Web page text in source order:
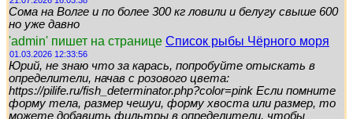
Сома на Волге и по более 300 кг ловили и белугу свыше 600
но уже давно
'admin' пишет на странице Список рыбы Чёрного моря
01.03.2026 12:33:56
Юрий, не знаю что за карась, попробуйте отыскать в
определители, начав с розового цвета:
https://pilife.ru/fish_determinator.php?color=pink Если помните
форму тела, размер чешуи, форму хвоста или размер, то
можете добавить фильтры в определители, чтобы